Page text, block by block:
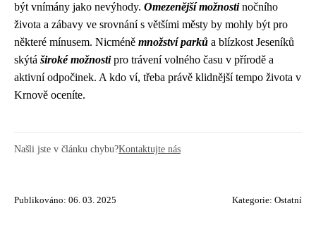
být vnímány jako nevýhody. Omezenější možnostinočního
života a zábavy ve srovnání s většími městy by mohly být pro
některé mínusem. Nicméně množství parků a blízkost Jeseníků
skýtá široké možnostipro trávení volného času v přírodě a
aktivní odpočinek. A kdo ví, třeba právě klidnější tempo života v
Krnově oceníte.
Našli jste v článku chybu?Kontaktujte nás
Publikováno: 06. 03. 2025 Kategorie: Ostatní